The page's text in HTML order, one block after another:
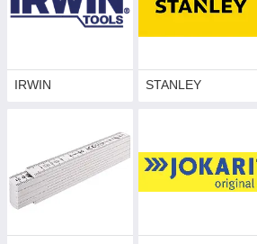
IRWIN STANLEY